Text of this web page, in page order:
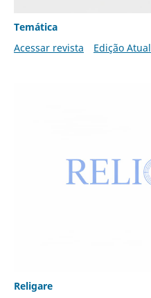
Temática
Acessar revista
Edição Atual
Religare